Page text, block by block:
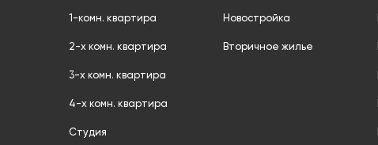
1-комн. квартира
2-х комн. квартира
3-х комн. квартира
4-х комн. квартира
Студия
Новостройка
Вторичное жилье